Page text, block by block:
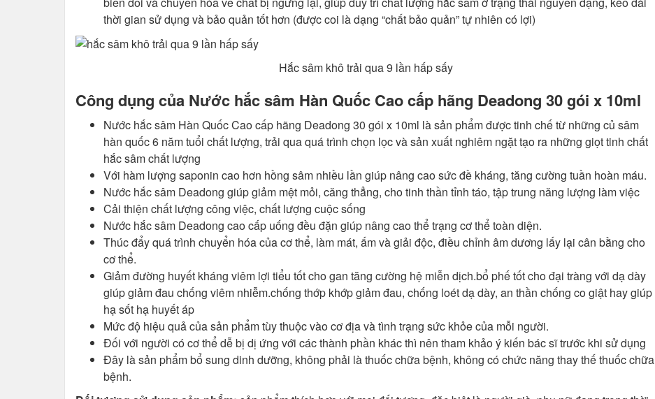
thời gian sử dụng và bảo quản tốt hơn (được coi là dạng “chất bảo quản” tự nhiên có lợi)
Hắc sâm khô trải qua 9 lần hấp sấy
Công dụng của Nước hắc sâm Hàn Quốc Cao cấp hãng Deadong 30 gói x 10ml
Nước hắc sâm Hàn Quốc Cao cấp hãng Deadong 30 gói x 10ml là sản phẩm được tinh chế từ những củ sâm
hàn quốc 6 năm tuổi chất lượng, trải qua quá trình chọn lọc và sản xuất nghiêm ngặt tạo ra những giọt tinh chất
hắc sâm chất lượng
Với hàm lượng saponin cao hơn hồng sâm nhiều lần giúp nâng cao sức đề kháng, tăng cường tuần hoàn máu.
Nước hắc sâm Deadong giúp giảm mệt mỏi, căng thẳng, cho tinh thần tỉnh táo, tập trung năng lượng làm việc
Cải thiện chất lượng công việc, chất lượng cuộc sống
Nước hắc sâm Deadong cao cấp uống đều đặn giúp nâng cao thể trạng cơ thể toàn diện.
Thúc đẩy quá trình chuyển hóa của cơ thể, làm mát, ấm và giải độc, điều chỉnh âm dương lấy lại cân bằng cho
cơ thể.
Giảm đường huyết kháng viêm lợi tiểu tốt cho gan tăng cường hệ miễn dịch.bổ phế tốt cho đại tràng với dạ dày
giúp giảm đau chống viêm nhiễm.chống thớp khớp giảm đau, chống loét dạ dày, an thần chống co giật hay giúp
hạ sốt hạ huyết áp
Mức độ hiệu quả của sản phẩm tùy thuộc vào cơ địa và tình trạng sức khỏe của mỗi người.
Đối với người có cơ thể dễ bị dị ứng với các thành phần khác thì nên tham khảo ý kiến bác sĩ trước khi sử dụng
Đây là sản phẩm bổ sung dinh dưỡng, không phải là thuốc chữa bệnh, không có chức năng thay thế thuốc chữa
bệnh.